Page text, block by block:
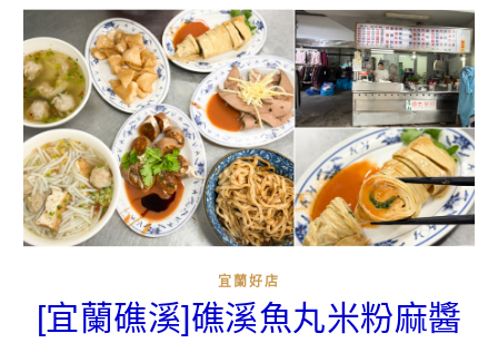
宜蘭好店
[宜蘭礁溪]礁溪魚丸米粉麻醬